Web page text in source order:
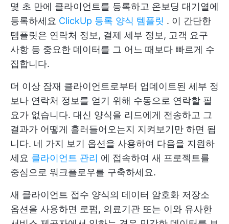
몇 초 만에 클라이언트를 등록하고 온보딩 대기열에
등록하세요 ClickUp 등록 양식 템플릿 . 이 간단한
템플릿은 연락처 정보, 결제 세부 정보, 고객 요구
사항 등 중요한 데이터를 그 어느 때보다 빠르게 수
집합니다.
더 이상 잠재 클라이언트로부터 업데이트된 세부 정
보나 연락처 정보를 얻기 위해 수동으로 연락할 필
요가 없습니다. 대신 양식을 리드에게 전송하고 그
결과가 어떻게 흘러들어오는지 지켜보기만 하면 됩
니다. 네 가지 보기 옵션을 사용하여 다음을 지원하
세요 클라이언트 관리 에 접속하여 새 프로젝트를
중심으로 워크플로우를 구축하세요.
새 클라이언트 접수 양식의 데이터 암호화 저장소
옵션을 사용하면 로펌, 의료기관 또는 이와 유사한